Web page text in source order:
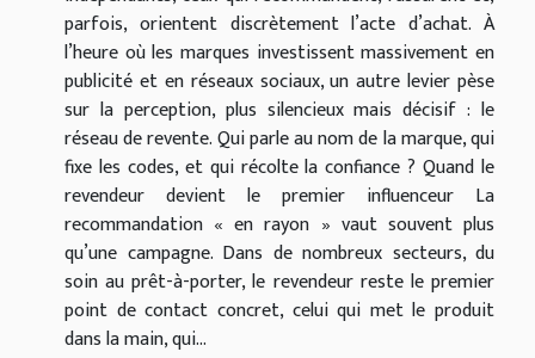
parfois, orientent discrètement l’acte d’achat. À
l’heure où les marques investissent massivement en
publicité et en réseaux sociaux, un autre levier pèse
sur la perception, plus silencieux mais décisif : le
réseau de revente. Qui parle au nom de la marque, qui
fixe les codes, et qui récolte la confiance ? Quand le
revendeur devient le premier influenceur La
recommandation « en rayon » vaut souvent plus
qu’une campagne. Dans de nombreux secteurs, du
soin au prêt-à-porter, le revendeur reste le premier
point de contact concret, celui qui met le produit
dans la main, qui...